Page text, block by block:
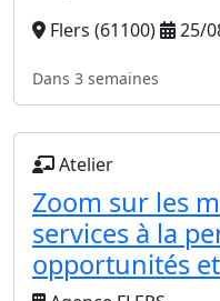
Flers (61100)
25/
Dans 3 semaines
Atelier
Zoom sur les
services à la
opportunités